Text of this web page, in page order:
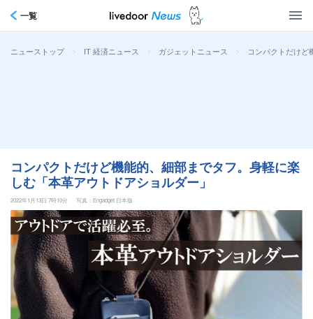
一覧
ニューストップ > IT 経済ニュース > ガジェットニュース > コンパクトだけど
コンパクトだけど機能的、細部までタフ。身軽に楽
しむ「本革アウトドアショルダー」
2022年1月13日 7時10分 写真：Engadget 日本版